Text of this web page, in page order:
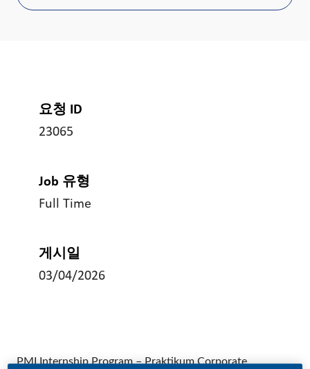
요청 ID
23065
Job 유형
Full Time
게시일
03/04/2026
PMI Internship Program – Praktikum Corporate